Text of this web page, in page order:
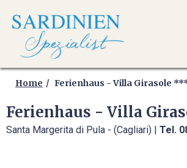
MOTORRADREISEN
Home Ferienhaus - Villa Girasole
Ferienhaus - Villa
Santa Margerita di Pula - (Cagliari) | Tel.